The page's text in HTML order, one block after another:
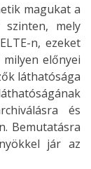
magukat a
szinten, mely
n, ezeket
előnyei
láthatósága
és
Bemutatásra
jár az